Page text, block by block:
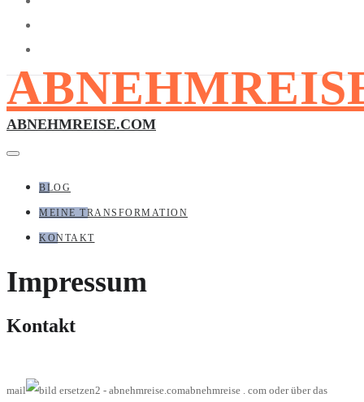
ABNEHMREISE.COM
BLOG
MEINE TRANSFORMATION
KONTAKT
Impressum
Kontakt
mail
abnehmreise . com oder über das